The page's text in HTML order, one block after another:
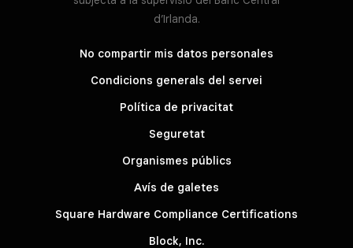
d’Irlanda.
No compartir mis datos personales
Condicions generals del servei
Política de privacitat
Seguretat
Organismes públics
Avís de galetes
Square Hardware Compliance Certifications
Block, Inc.